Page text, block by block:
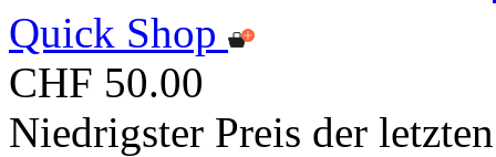
Quick Shop
CHF 50.00
Niedrigster Preis der